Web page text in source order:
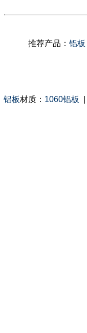
推荐产品： 铝板
铝板材质： 1060铝板